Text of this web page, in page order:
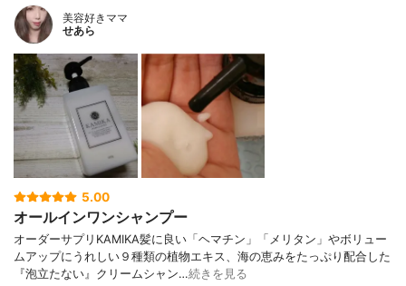
美容好きママ
せあら
5.00
オールインワンシャンプー
オーダーサプリKAMIKA髪に良い「ヘマチン」「メリタン」やボリュー
ムアップにうれしい９種類の植物エキス、海の恵みをたっぷり配合した
『泡立たない』クリームシャン…続きを見る